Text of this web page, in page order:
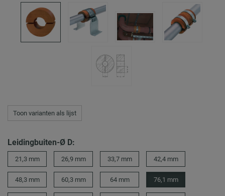
Toon varianten als lijst
Leidingbuiten-Ø D:
21,3 mm 26,9 mm 33,7 mm 42,4 mm
48,3 mm 60,3 mm 64 mm 76,1 mm